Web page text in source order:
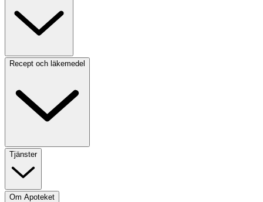
Recept och läkemedel
Tjänster
Om Apoteket